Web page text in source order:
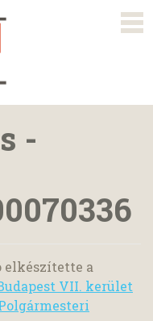
-
elkészítette a
VII. kerület